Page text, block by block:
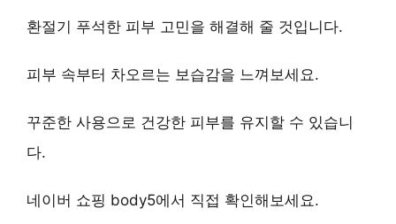
환절기 푸석한 피부 고민을 해결해 줄 것입니다.
피부 속부터 차오르는 보습감을 느껴보세요.
꾸준한 사용으로 건강한 피부를 유지할 수 있습니
다.
네이버 쇼핑 body5에서 직접 확인해보세요.